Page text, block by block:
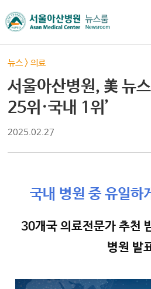
뉴스 >의료
서울아산병원, 美 뉴스
25위·국내 1위’
2025.02.27
국내 병원 중 유일하
30개국 의료전문가 추천
병원 발